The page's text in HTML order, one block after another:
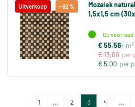
Uitverkoop - 62 %
Mozaiek
1,5x1,5 cm
Op voorraad
€ 55.56/ m2
€ 13,00 per
€ 5,00 per
1 ... 2 3 4 ...